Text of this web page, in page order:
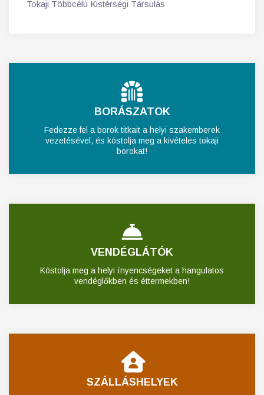
Tokaji Többcélú Kistérségi Társulás
BORÁSZATOK
Fedezze fel a borok titkait a helyi szakemberek
vezetésével, és kóstolja meg a kivételes tokaji
borokat!
VENDÉGLÁTÓK
Kóstolja meg a helyi ínyencségeket a hangulatos
vendéglőkben és éttermekben!
SZÁLLÁSHELYEK